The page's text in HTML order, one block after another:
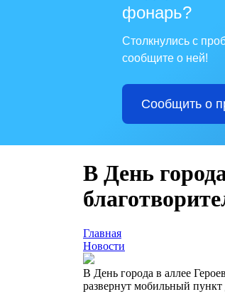
фонарь?
Столкнулись с
сообщите о ней!
Сообщить о
В День
Главная
Новости
В День города в аллее
развернут мобильный